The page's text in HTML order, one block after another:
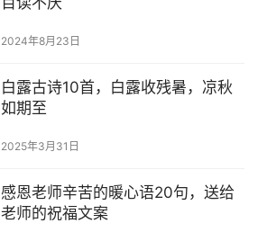
2024年8月23日
白露古诗10首，白露收残暑，凉秋
如期至
2025年3月31日
感恩老师辛苦的暖心语20句，送给
老师的祝福文案